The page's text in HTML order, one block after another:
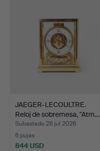
JAEGER-LECOULTRE.
Reloj de sobremesa, "Atm…
Subastado 26 jul 2026
6 pujas
844 USD